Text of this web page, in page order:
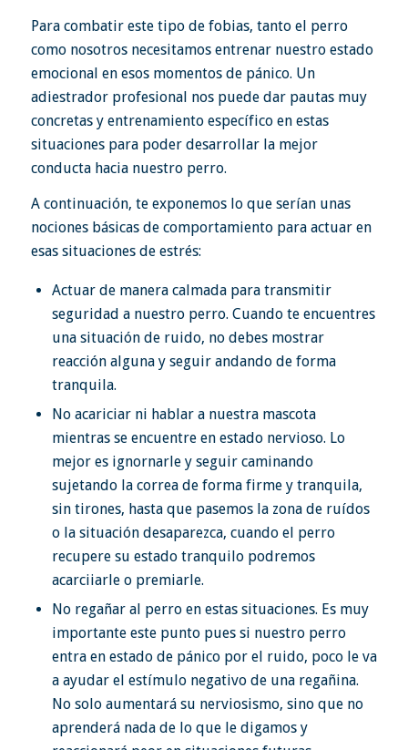
Para combatir este tipo de fobias, tanto el perro
como nosotros necesitamos entrenar nuestro estado
emocional en esos momentos de pánico. Un
adiestrador profesional nos puede dar pautas muy
concretas y entrenamiento específico en estas
situaciones para poder desarrollar la mejor
conducta hacia nuestro perro.
A continuación, te exponemos lo que serían unas
nociones básicas de comportamiento para actuar en
esas situaciones de estrés:
Actuar de manera calmada para transmitir
seguridad a nuestro perro. Cuando te encuentres
una situación de ruido, no debes mostrar
reacción alguna y seguir andando de forma
tranquila.
No acariciar ni hablar a nuestra mascota
mientras se encuentre en estado nervioso. Lo
mejor es ignornarle y seguir caminando
sujetando la correa de forma firme y tranquila,
sin tirones, hasta que pasemos la zona de ruídos
o la situación desaparezca, cuando el perro
recupere su estado tranquilo podremos
acarciiarle o premiarle.
No regañar al perro en estas situaciones. Es muy
importante este punto pues si nuestro perro
entra en estado de pánico por el ruido, poco le va
a ayudar el estímulo negativo de una regañina.
No solo aumentará su nerviosismo, sino que no
aprenderá nada de lo que le digamos y